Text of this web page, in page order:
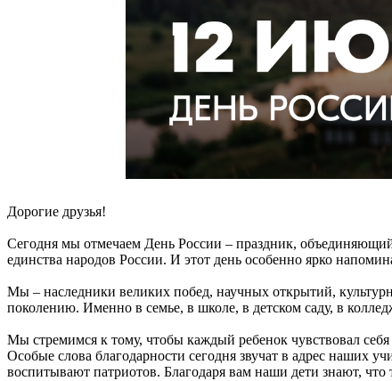
Дорогие друзья!
Сегодня мы отмечаем День России – праздник, объединяющий
единства народов России. И этот день особенно ярко
Мы – наследники великих побед, научных открытий,
поколению. Именно в семье, в школе, в детском саду, в
Мы стремимся к тому, чтобы каждый ребенок чувствовал
Особые слова благодарности сегодня звучат в адрес наших
воспитывают патриотов. Благодаря вам наши дети знают,